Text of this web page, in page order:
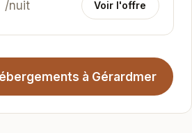
/nuit Voir l'offre
à Gérardmer